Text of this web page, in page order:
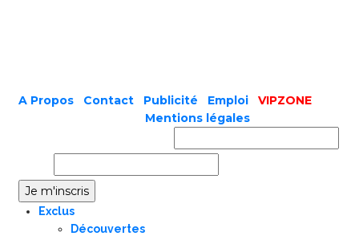
A Propos Contact Publicité Emploi
VIPZONE
Mentions légales
Exclus
Découvertes